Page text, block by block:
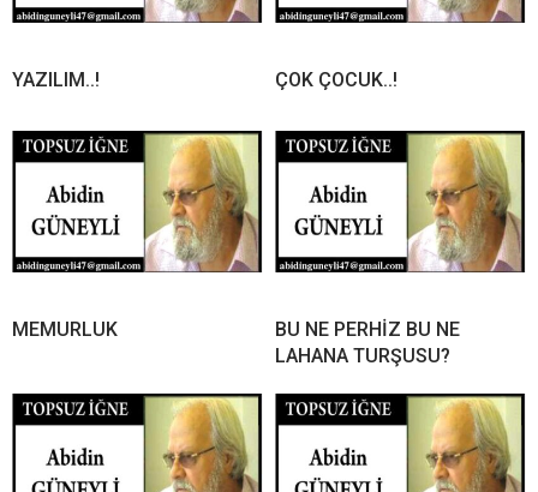
YAZILIM..! ÇOK ÇOCUK..!
MEMURLUK
BU NE PERHİZ BU NE
LAHANA TURŞUSU?